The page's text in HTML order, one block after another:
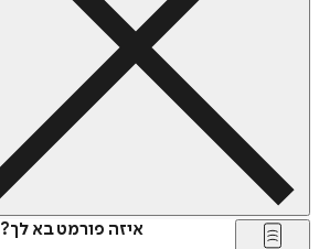
איזה פורמט בא לך?